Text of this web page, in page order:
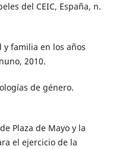
del CEIC, España, n.
y familia en los años
2010.
de género.
Plaza de Mayo y la
el ejercicio de la